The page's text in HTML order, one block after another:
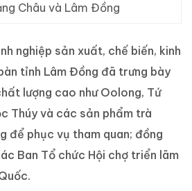
Châu và Lâm Đồng
nghiệp sản xuất, chế biến, kinh
tỉnh Lâm Đồng đã trưng bày
lượng cao như Oolong, Tứ
Thúy và các sản phẩm trà
để phục vụ tham quan; đồng
Ban Tổ chức Hội chợ triển lãm